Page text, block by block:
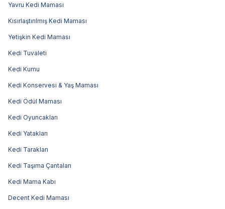
Yavru Kedi Maması
Kısırlaştırılmış Kedi Maması
Yetişkin Kedi Maması
Kedi Tuvaleti
Kedi Kumu
Kedi Konservesi & Yaş Maması
Kedi Ödül Maması
Kedi Oyuncakları
Kedi Yatakları
Kedi Tarakları
Kedi Taşıma Çantaları
Kedi Mama Kabı
Decent Kedi Maması